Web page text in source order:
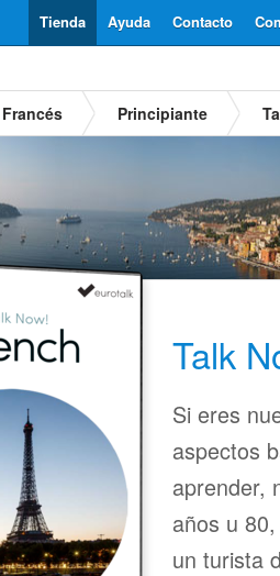
Contacto
Ayuda
Tienda
Principiante
Talk
Si eres
aspectos
aprender,
años u
un turista